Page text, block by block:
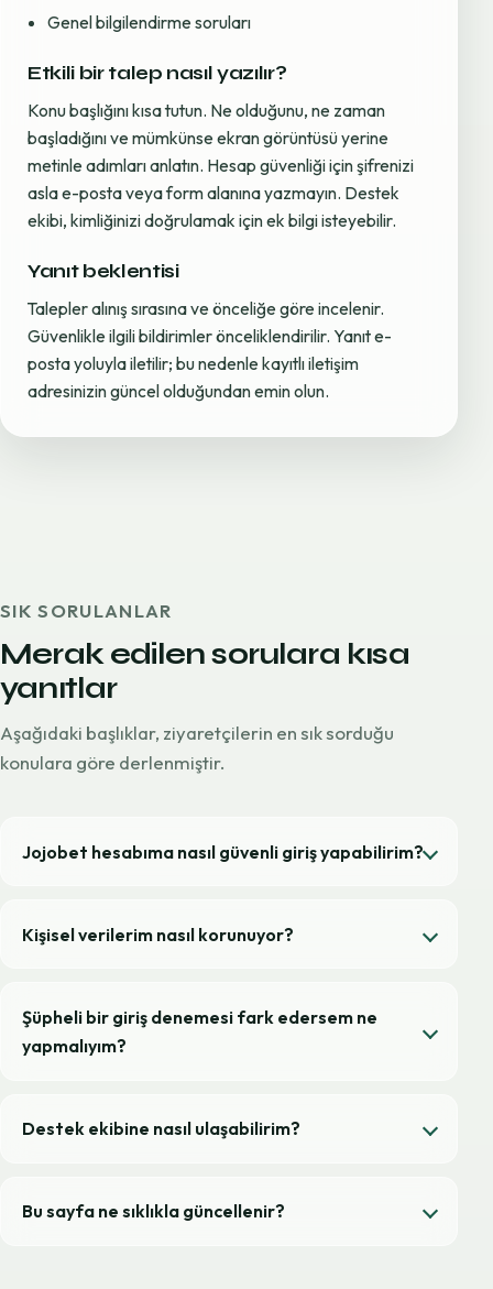
Genel bilgilendirme soruları
Etkili bir talep nasıl yazılır?
Konu başlığını kısa tutun. Ne olduğunu, ne zaman
başladığını ve mümkünse ekran görüntüsü yerine
metinle adımları anlatın. Hesap güvenliği için şifrenizi
asla e-posta veya form alanına yazmayın. Destek
ekibi, kimliğinizi doğrulamak için ek bilgi isteyebilir.
Yanıt beklentisi
Talepler alınış sırasına ve önceliğe göre incelenir.
Güvenlikle ilgili bildirimler önceliklendirilir. Yanıt e-
posta yoluyla iletilir; bu nedenle kayıtlı iletişim
adresinizin güncel olduğundan emin olun.
SIK SORULANLAR
Merak edilen sorulara kısa
yanıtlar
Aşağıdaki başlıklar, ziyaretçilerin en sık sorduğu
konulara göre derlenmiştir.
Jojobet hesabıma nasıl güvenli giriş yapabilirim?
Kişisel verilerim nasıl korunuyor?
Şüpheli bir giriş denemesi fark edersem ne
yapmalıyım?
Destek ekibine nasıl ulaşabilirim?
Bu sayfa ne sıklıkla güncellenir?